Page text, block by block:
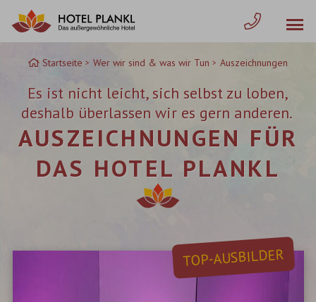
Inhalt
springen
Startseite Wer wir sind & was wir Tun Auszeichnungen
Es ist nicht leicht, sich selbst zu loben,
deshalb überlassen wir es gern anderen.
AUSZEICHNUNGEN FÜR
DAS HOTEL PLANKL
TOP-AUSBILDER